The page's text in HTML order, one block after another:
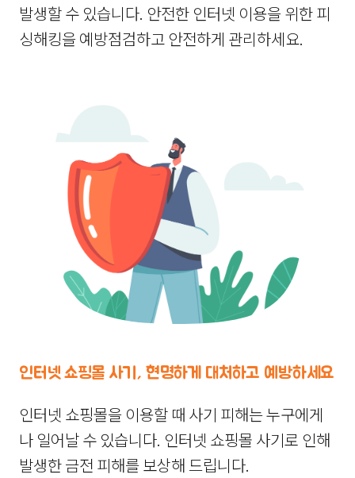
발생할 수 있습니다. 안전한 인터넷 이용을 위한 피
싱해킹을 예방점검하고 안전하게 관리하세요.
인터넷 쇼핑몰 사기, 현명하게 대처하고 예방하세요
인터넷 쇼핑몰을 이용할 때 사기 피해는 누구에게
나 일어날 수 있습니다. 인터넷 쇼핑몰 사기로 인해
발생한 금전 피해를 보상해 드립니다.